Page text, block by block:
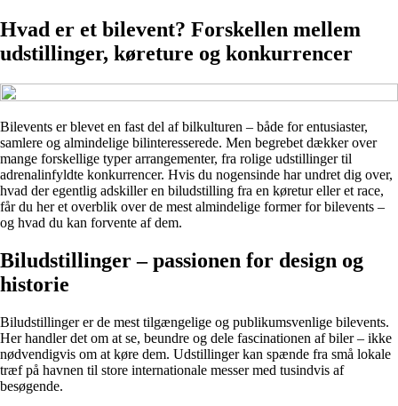
Hvad er et bilevent? Forskellen mellem
udstillinger, køreture og konkurrencer
Bilevents er blevet en fast del af bilkulturen – både for entusiaster,
samlere og almindelige bilinteresserede. Men begrebet dækker over
mange forskellige typer arrangementer, fra rolige udstillinger til
adrenalinfyldte konkurrencer. Hvis du nogensinde har undret dig over,
hvad der egentlig adskiller en biludstilling fra en køretur eller et race,
får du her et overblik over de mest almindelige former for bilevents –
og hvad du kan forvente af dem.
Biludstillinger – passionen for design og
historie
Biludstillinger er de mest tilgængelige og publikumsvenlige bilevents.
Her handler det om at se, beundre og dele fascinationen af biler – ikke
nødvendigvis om at køre dem. Udstillinger kan spænde fra små lokale
træf på havnen til store internationale messer med tusindvis af
besøgende.